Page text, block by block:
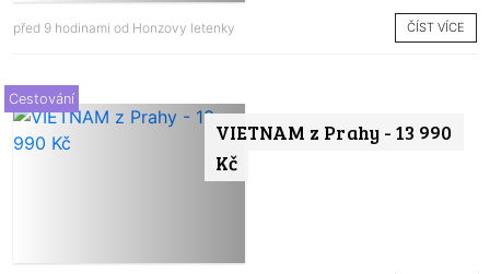
před 9 hodinami od Honzovy letenky ČÍST VÍCE
VIETNAM z Prahy - 13 990
Kč
Cestování